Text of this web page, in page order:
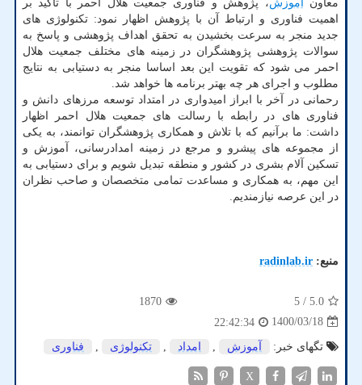
معاون
آموزش، پژوهش و فناوری جمعیت هلال احمر با تاکید بر
اهمیت فناوری و ارتباط آن با پژوهش اظهار نمود: تکنولوژی های
جدید منجر به سرعت بخشیدن به تحقق اهداف پژوهشی و پاسخ به
سوالات پژوهشی پژوهشگران در زمینه های مختلف جمعیت هلال
احمر می شود که تقویت این بعد اساسا منجر به دستیابی به نتایج
مطلوب و اجرای هر چه بهتر برنامه ها خواهد شد.
رحمانی در آخر با ابراز امیدواری در امتداد توسعه مرزهای دانش و
فناوری های در رابطه با رسالت های جمعیت هلال احمر اظهار
داشت: ما برآنیم که با تلاش و همکاری پژوهشگران توانمند، به یکی
از مجموعه های پیشرو و مرجع در زمینه امدادرسانی، آموزش و
تسکین آلام بشری در کشور و منطقه تبدیل شویم و برای دستیابی به
این مهم، به همکاری و مساعدت تمامی متخصصان و صاحب نظران
در این عرصه نیازمندیم.
منبع: radinlab.ir
5.0
/ 5
1870
1400/03/18
22:42:34
تگهای خبر:
آموزش , امداد , تكنولوژی , فناوری
X